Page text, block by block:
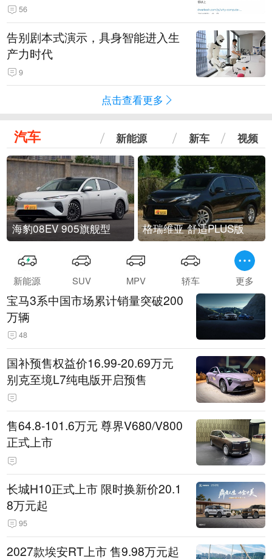
56
告别剧本式演示，具身智能进入生
产力时代
9
点击查看更多
汽车 新能源 新车 视频
海豹08EV 905旗舰型 格瑞维亚 舒适PLUS版
新能源 SUV MPV 轿车 更多
宝马3系中国市场累计销量突破200
万辆
48
国补预售权益价16.99-20.69万元
别克至境L7纯电版开启预售
售64.8-101.6万元 尊界V680/V800
正式上市
长城H10正式上市 限时换新价20.1
8万元起
95
2027款埃安RT上市 售9.98万元起